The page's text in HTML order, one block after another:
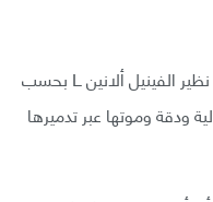
في تطبيق هذه المقاربة، غلف العلماء جزيئات نانوية من السيليكا الآمنة بالحمض الأميني نظير الفينيل ألانين L بحسب
ودقة وموتها عبر تدميرها